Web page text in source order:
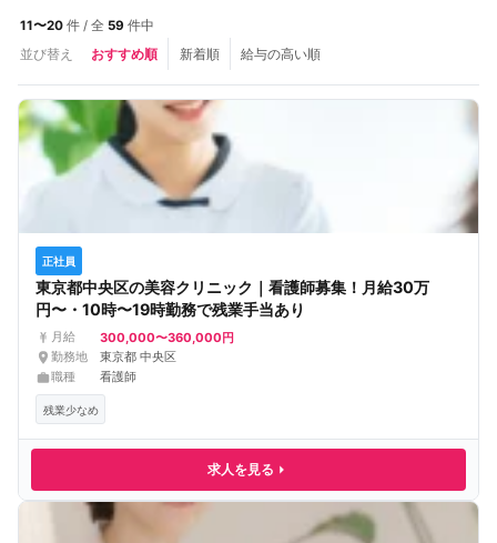
11〜20件 / 全 59 件中
並び替え
おすすめ順 新着順 給与の高い順
正社員
東京都中央区の美容クリニック｜看護師募集！月給30万
円〜・10時〜19時勤務で残業手当あり
月給 300,000〜360,000円
勤務地
東京都 中央区
職種
看護師
残業少なめ
求人を見る